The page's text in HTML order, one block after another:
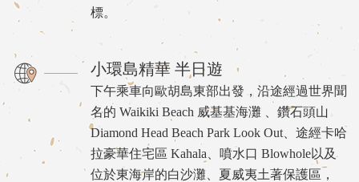
標。
小環島精華 半日遊
下午乘車向歐胡島東部出發，沿途經過世界聞
名的 Waikiki Beach 威基基海灘 、鑽石頭山
Diamond Head Beach Park Look Out、途經卡哈
拉豪華住宅區 Kahala、噴水口 Blowhole以及
位於東海岸的白沙灘、夏威夷土著保護區，